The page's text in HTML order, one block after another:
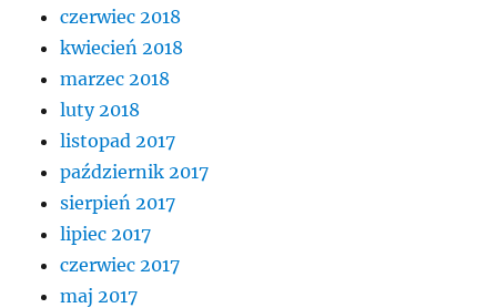
czerwiec 2018
kwiecień 2018
marzec 2018
luty 2018
listopad 2017
październik 2017
sierpień 2017
lipiec 2017
czerwiec 2017
maj 2017